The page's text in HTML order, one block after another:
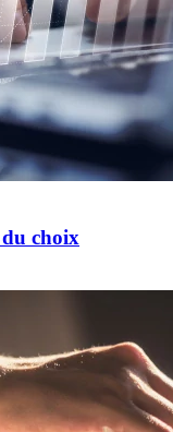
choix